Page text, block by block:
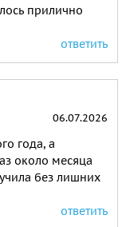
прилично
ответить
06.07.2026
года, а
около месяца
без лишних
ответить